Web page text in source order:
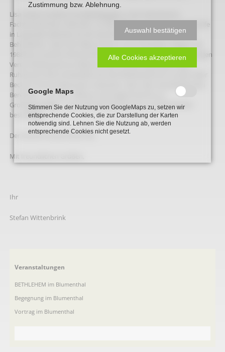
Lisa Heese studierte Sozialpädagogik an der Katholischen
Fachhochschule in Münster. Im Stift Tilbeck und bei der Lebenshilfe
in Lippstadt widmete sie sich beruflich zunächst der Arbeit mit
Behinderten. Nach der Geburt ihres 3. (von 4) Kindern begann ab
1988 das zunächst ehrenamtliche Engagement bei dem noch jungen
Verein Mütterzentrum Beckum. Bis zu ihrem Abschied in den
Ruhestand 2022 entwickelte sich das Mütterzentrum zu einer über
Beckum hinaus bekannten Institution, die in den verschiedensten
Bereichen – von der Offenen Ganztagsschule bis zur
Großtagespflege ­– rund 600 Mitarbeiterinnen und Mitarbeiter
beschäftigt.
Der Eintritt ist wie immer frei.
Mit freundlichen Grüßen,
Ihr
Stefan Wittenbrink
Navigation
Veranstaltungen
BETHLEHEM im Blumenthal
Begegnung im Blumenthal
Vortrag im Blumenthal
Zustimmung bzw. Ablehnung.
Auswahl bestätigen
Alle Cookies akzeptieren
Google Maps
Stimmen Sie der Nutzung von GoogleMaps zu, setzen wir
entsprechende Cookies, die zur Darstellung der Karten
notwendig sind. Lehnen Sie die Nutzung ab, werden
entsprechende Cookies nicht gesetzt.